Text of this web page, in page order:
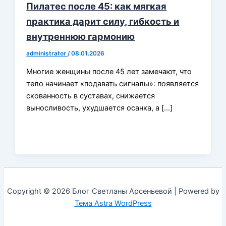
Пилатес после 45: как мягкая
практика дарит силу, гибкость и
внутреннюю гармонию
administrator/08.01.2026
Многие женщины после 45 лет замечают, что
тело начинает «подавать сигналы»: появляется
скованность в суставах, снижается
выносливость, ухудшается осанка, а […]
Copyright © 2026 Блог Светланы Арсеньевой | Powered by
Тема Astra WordPress